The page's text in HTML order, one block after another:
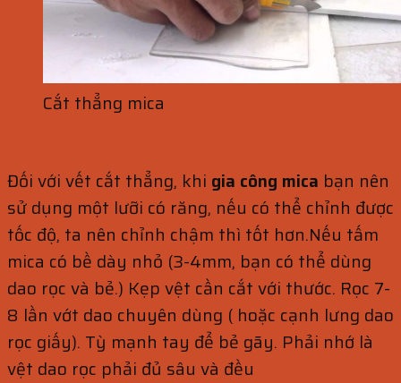
Cắt thẳng mica
Đối với vết cắt thẳng, khi gia công mica bạn nên
sử dụng một lưỡi có răng, nếu có thể chỉnh được
tốc độ, ta nên chỉnh chậm thì tốt hơn.Nếu tấm
mica có bề dày nhỏ (3-4mm, bạn có thể dùng
dao rọc và bẻ.) Kẹp vệt cần cắt với thước. Rọc 7-
8 lần vớt dao chuyên dùng ( hoặc cạnh lưng dao
rọc giấy). Tỳ mạnh tay để bẻ gãy. Phải nhớ là
vệt dao rọc phải đủ sâu và đều